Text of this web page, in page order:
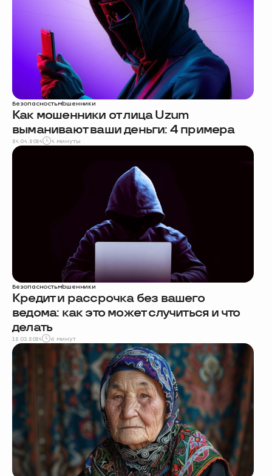
Безопасностьмошенники
Как мошенники от лица Uzum
выманивают ваши деньги: 4 примера
24.04.2024 4 минуты
Безопасностьмошенники
Кредит и рассрочка без вашего
ведома: как это может случиться и что
делать
12.03.2024 6 минут